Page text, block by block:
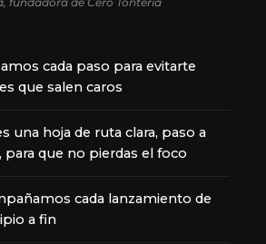
cada paso para evitarte
que salen caros
una hoja de ruta clara, paso a
para que no pierdas el foco
cada lanzamiento de
a fin